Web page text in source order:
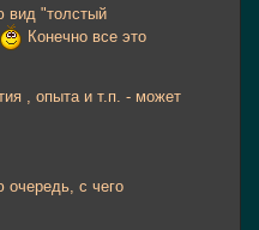
вид "толстый
Конечно все это
, опыта и т.п. - может
очередь, с чего